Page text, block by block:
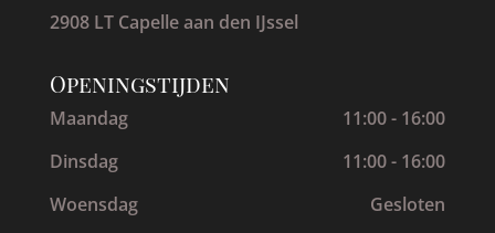
2908 LT Capelle aan den IJssel
Openingstijden
Maandag
11:00 - 16:00
Dinsdag
11:00 - 16:00
Woensdag
Gesloten